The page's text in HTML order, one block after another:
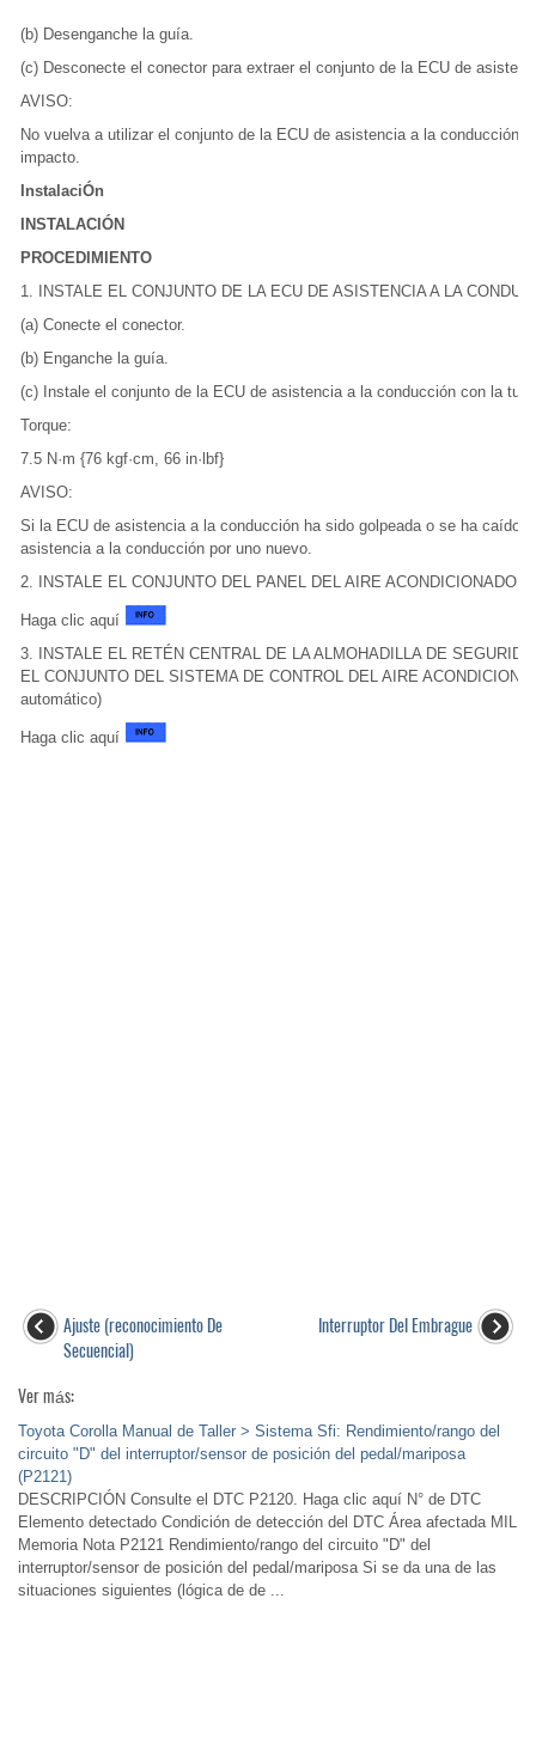
(b) Desenganche la guía.
(c) Desconecte el conector para extraer el conjunto de la ECU de
AVISO:
No vuelva a utilizar el conjunto de la ECU de asistencia a la conducción
impacto.
InstalaciÓn
INSTALACIÓN
PROCEDIMIENTO
1. INSTALE EL CONJUNTO DE LA ECU DE ASISTENCIA A LA
(a) Conecte el conector.
(b) Enganche la guía.
(c) Instale el conjunto de la ECU de asistencia a la conducción con la
Torque:
7.5 N·m {76 kgf·cm, 66 in·lbf}
AVISO:
Si la ECU de asistencia a la conducción ha sido golpeada o se ha caído,
asistencia a la conducción por uno nuevo.
2. INSTALE EL CONJUNTO DEL PANEL DEL AIRE ACONDICIONADO
Haga clic aquí
3. INSTALE EL RETÉN CENTRAL DE LA ALMOHADILLA DE
EL CONJUNTO DEL SISTEMA DE CONTROL DEL AIRE
automático)
Haga clic aquí
Ajuste (reconocimiento De
Secuencial)
Interruptor Del Embrague
Ver más:
Toyota Corolla Manual de Taller > Sistema Sfi: Rendimiento/rango del
circuito "D" del interruptor/sensor de posición del pedal/mariposa
(P2121)
DESCRIPCIÓN Consulte el DTC P2120. Haga clic aquí N° de DTC
Elemento detectado Condición de detección del DTC Área afectada MIL
Memoria Nota P2121 Rendimiento/rango del circuito "D" del
interruptor/sensor de posición del pedal/mariposa Si se da una de las
situaciones siguientes (lógica de de ...